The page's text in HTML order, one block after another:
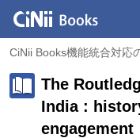
CiNii Books機能統合対応
The
India :
engagement